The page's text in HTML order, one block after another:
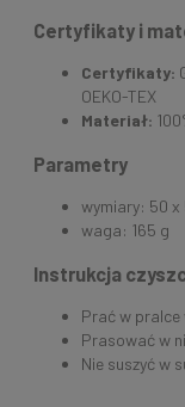
Certyfikaty i
Certyfikaty:
OEKO-TEX
Materiał:
Parametry
wymiary: 50 x
waga: 165 g
Instrukcja
Prać w pralce
Prasować w
Nie suszyć w